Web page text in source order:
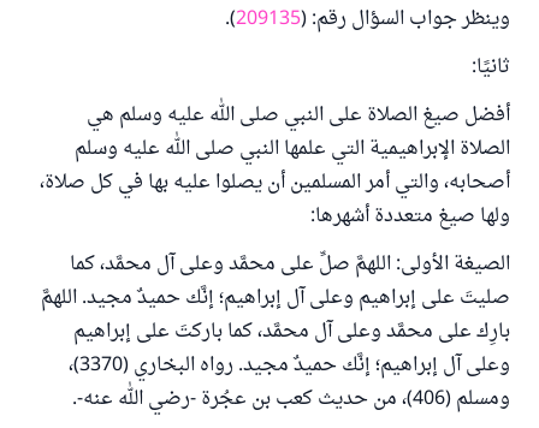
وينظر جواب السؤال رقم: (209135
).
ثانيًا:
أفضل صيغ الصلاة على النبي صلى الله عليه وسلم هي
الصلاة الإبراهيمية التي علمها النبي صلى الله عليه وسلم
أصحابه، والتي أمر المسلمين أن يصلوا عليه بها في كل صلاة،
ولها صيغ متعددة أشهرها:
الصيغة الأولى: اللهمَّ صلِّ على محمَّد وعلى آل محمَّد، كما
صليتَ على إبراهيم وعلى آل إبراهيم؛ إنَّك حميدٌ مجيد. اللهمَّ
بارِك على محمَّد وعلى آل محمَّد، كما باركتَ على إبراهيم
وعلى آل إبراهيم؛ إنَّك حميدٌ مجيد. رواه البخاري (3370)،
ومسلم (406)، من حديث كعب بن عجُرة -رضي الله عنه
-.